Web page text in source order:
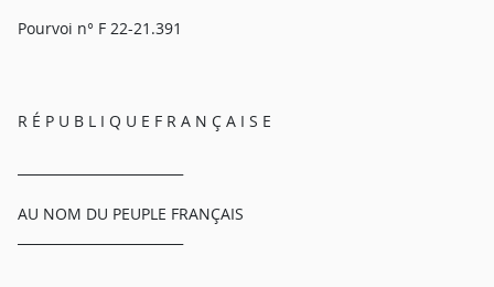
Pourvoi n° F 22-21.391
R É P U B L I Q U E F R A N Ç A I S E
AU NOM DU PEUPLE FRANÇAIS